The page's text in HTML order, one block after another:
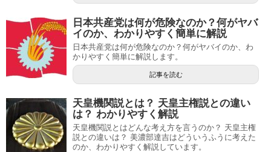
日本共産党は何が危険なのか？何がヤバ
イのか、わかりやすく簡単に解説
日本共産党は何が危険なのか？何がヤバイのか、わ
かりやすく簡単に解説します。
記事を読む
天皇機関説とは？ 天皇主権説との違い
は？ わかりやすく解説
天皇機関説とはどんな考え方を言うのか？ 天皇主権
説との違いは？ 美濃部達吉はどういうふうに考えた
のか、わかりやすく解説しています。